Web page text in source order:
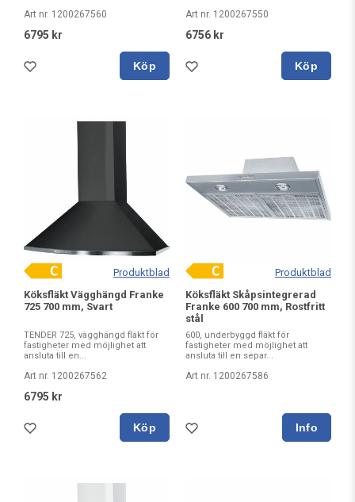
Art nr. 1200267560
6795 kr
Köp
Art nr. 1200267550
6756 kr
Köp
Produktblad
Köksfläkt Vägghängd Franke
725 700 mm, Svart
TENDER 725, vägghängd fläkt för
fastigheter med möjlighet att
ansluta till en...
Art nr. 1200267562
6795 kr
Köp
Produktblad
Köksfläkt Skåpsintegrerad
Franke 600 700 mm, Rostfritt
stål
600, underbyggd fläkt för
fastigheter med möjlighet att
ansluta till en separ...
Art nr. 1200267586